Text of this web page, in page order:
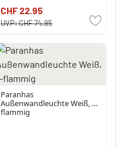
CHF 22.95
UVP:CHF 74.95
Paranhas
Außenwandleuchte Weiß, 1-
flammig